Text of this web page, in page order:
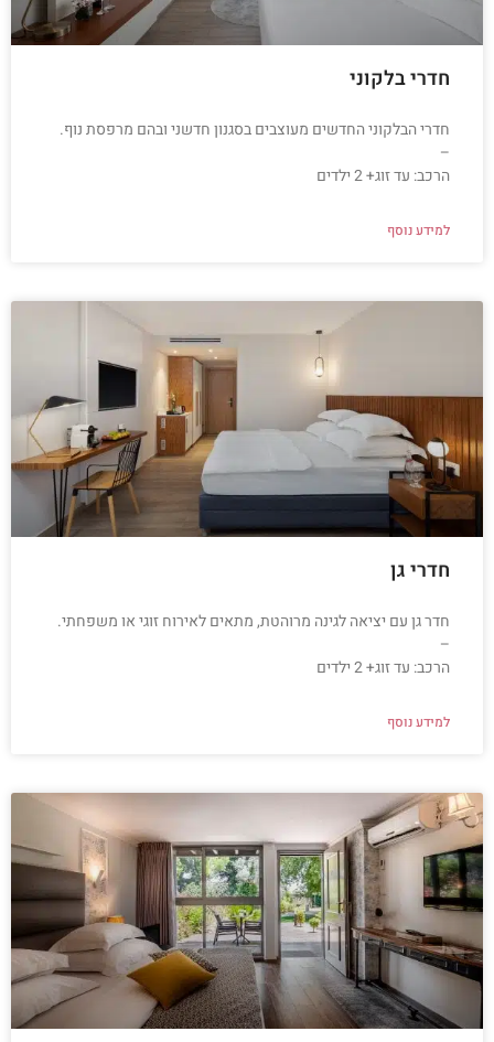
חדרי בלקוני
חדרי הבלקוני החדשים מעוצבים בסגנון חדשני ובהם מרפסת נוף.
–
הרכב: עד זוג+ 2 ילדים
למידע נוסף
חדרי גן
חדר גן עם יציאה לגינה מרוהטת, מתאים לאירוח זוגי או משפחתי.
–
הרכב: עד זוג+ 2 ילדים
למידע נוסף